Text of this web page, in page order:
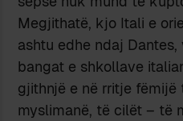
Megjithatë, kjo Itali e
ashtu edhe ndaj
bangat e shkollave
gjithnjë e në rritje fëmijë
myslimanë, të cilët – të